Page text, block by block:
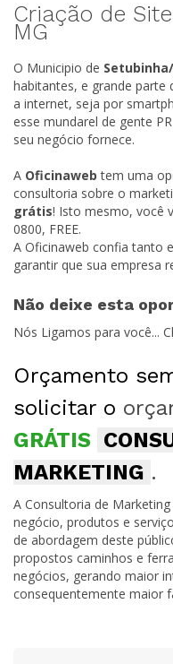
Criação de
MG
O Municipio de Setubinha/
habitantes, e grande parte
a internet, seja por
esse mundarel de gente
seu negócio fornece.
A Oficinaweb tem uma
consultoria sobre o
grátis! Isto mesmo, você
0800, FREE.
A Oficinaweb confia tanto
garantir que sua empresa
Não deixe esta
Nós Ligamos para você...
Orçamento
solicitar o
GRÁTIS
MARKETING .
A Consultoria de
negócio, produtos e
de abordagem deste
propostos caminhos e
negócios, gerando maior
consequentemente maior